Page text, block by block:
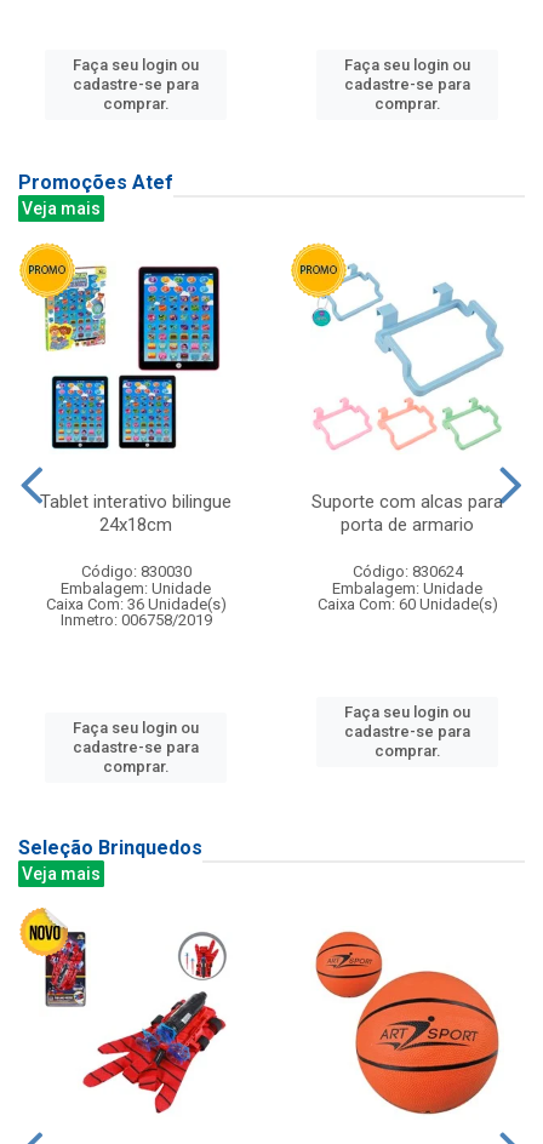
Faça seu login ou
cadastre-se para
comprar.
Faça seu login ou
cadastre-se para
comprar.
Promoções Atef
Veja mais
Tablet interativo bilingue
24x18cm
Código: 830030
Embalagem: Unidade
Caixa Com: 36 Unidade(s)
Inmetro: 006758/2019
Faça seu login ou
cadastre-se para
comprar.
Suporte com alcas para
porta de armario
Código: 830624
Embalagem: Unidade
Caixa Com: 60 Unidade(s)
Faça seu login ou
cadastre-se para
comprar.
Seleção Brinquedos
Veja mais